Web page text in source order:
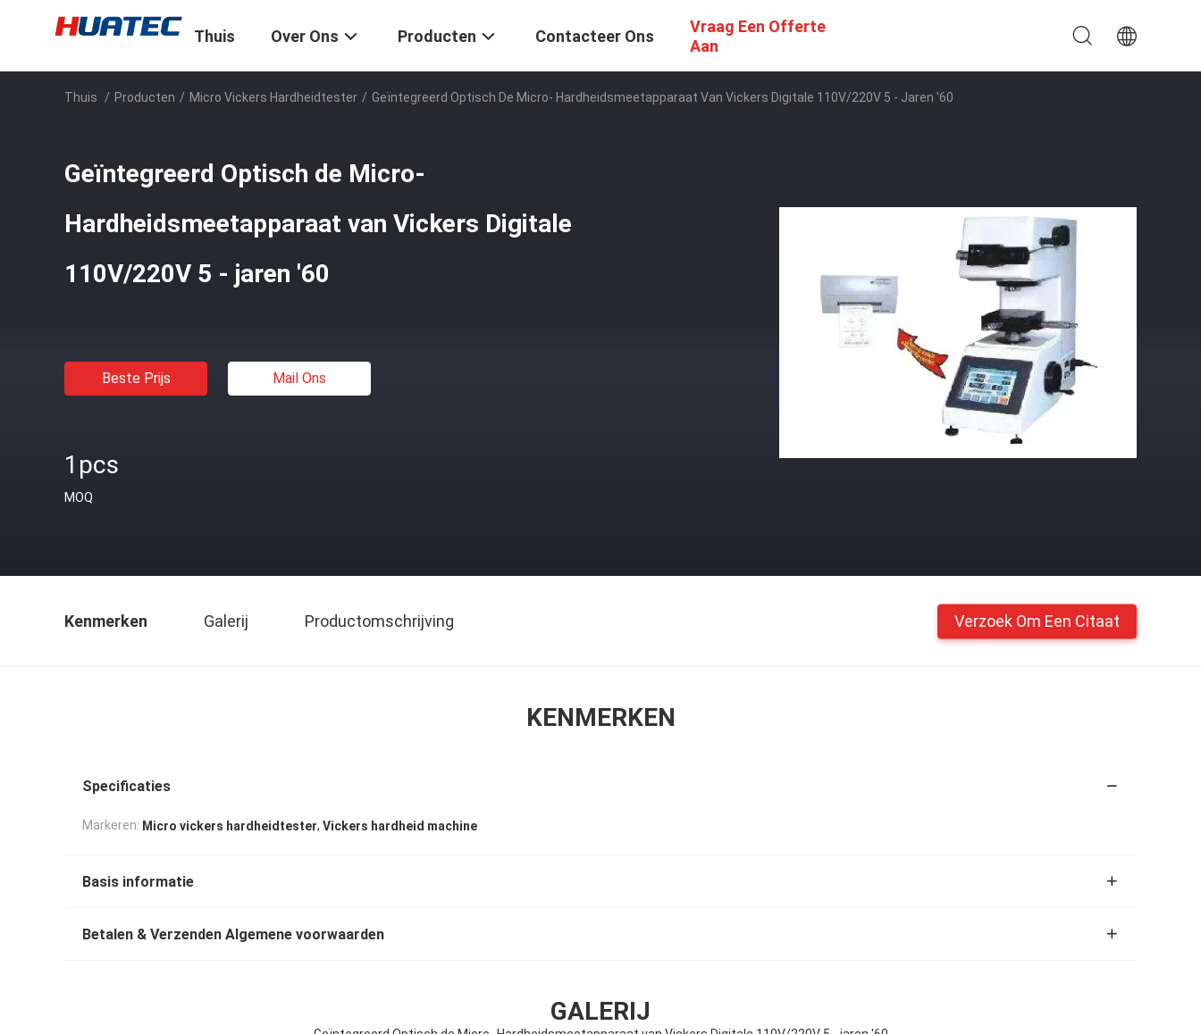
Thuis Over Ons Producten Contacteer Ons
Vraag Een Offerte
Aan
Thuis / Producten / Micro Vickers Hardheidtester / Geïntegreerd Optisch De Micro- Hardheidsmeetapparaat Van Vickers Digitale 110V/220V 5 - Jaren '60
Geïntegreerd Optisch de Micro-
Hardheidsmeetapparaat van Vickers Digitale
110V/220V 5 - jaren '60
Beste Prijs Mail Ons
1pcs
MOQ
Kenmerken Galerij Productomschrijving Verzoek Om Een Citaat
KENMERKEN
Specificaties
Markeren: Micro vickers hardheidtester, Vickers hardheid machine
Basis informatie
Betalen & Verzenden Algemene voorwaarden
GALERIJ